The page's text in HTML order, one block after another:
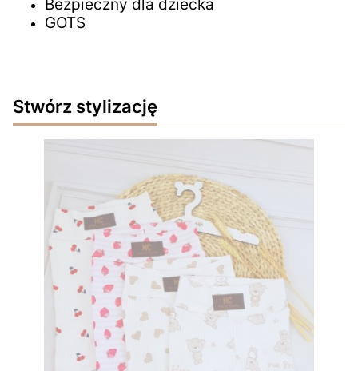
Bezpieczny dla dziecka
GOTS
Stwórz stylizację